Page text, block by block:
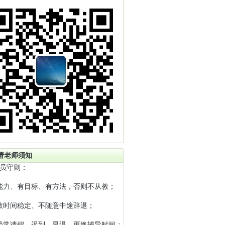
老师须知
守则：
力、有目标、有方法，否则不从教；
时间稳定、不随意中途辞退；